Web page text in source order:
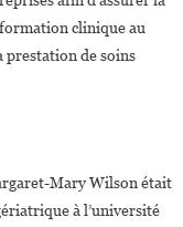
clinique au
prestation de soins
Mary Wilson était
à l’université